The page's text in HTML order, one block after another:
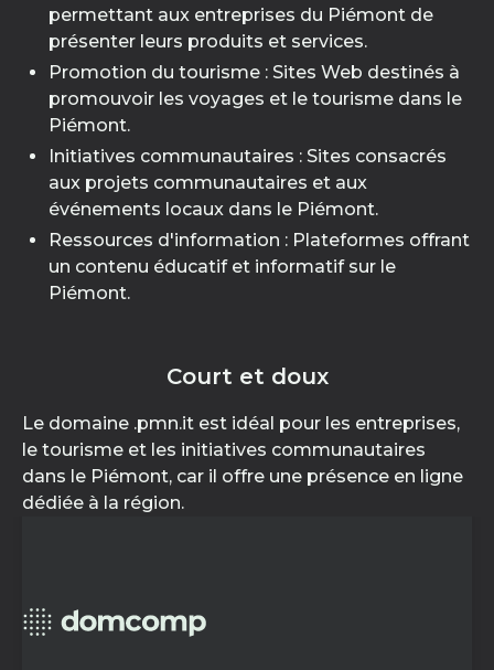
permettant aux entreprises du Piémont de
présenter leurs produits et services.
Promotion du tourisme : Sites Web destinés à
promouvoir les voyages et le tourisme dans le
Piémont.
Initiatives communautaires : Sites consacrés
aux projets communautaires et aux
événements locaux dans le Piémont.
Ressources d'information : Plateformes offrant
un contenu éducatif et informatif sur le
Piémont.
Court et doux
Le domaine .pmn.it est idéal pour les entreprises,
le tourisme et les initiatives communautaires
dans le Piémont, car il offre une présence en ligne
dédiée à la région.